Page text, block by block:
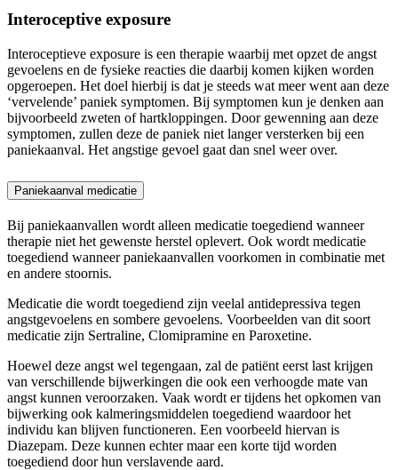
Interoceptive exposure
Interoceptieve exposure is een therapie waarbij met opzet de angst
gevoelens en de fysieke reacties die daarbij komen kijken worden
opgeroepen. Het doel hierbij is dat je steeds wat meer went aan deze
‘vervelende’ paniek symptomen. Bij symptomen kun je denken aan
bijvoorbeeld zweten of hartkloppingen. Door gewenning aan deze
symptomen, zullen deze de paniek niet langer versterken bij een
paniekaanval. Het angstige gevoel gaat dan snel weer over.
Paniekaanval medicatie
Bij paniekaanvallen wordt alleen medicatie toegediend wanneer
therapie niet het gewenste herstel oplevert. Ook wordt medicatie
toegediend wanneer paniekaanvallen voorkomen in combinatie met
en andere stoornis.
Medicatie die wordt toegediend zijn veelal antidepressiva tegen
angstgevoelens en sombere gevoelens. Voorbeelden van dit soort
medicatie zijn Sertraline, Clomipramine en Paroxetine.
Hoewel deze angst wel tegengaan, zal de patiënt eerst last krijgen
van verschillende bijwerkingen die ook een verhoogde mate van
angst kunnen veroorzaken. Vaak wordt er tijdens het opkomen van
bijwerking ook kalmeringsmiddelen toegediend waardoor het
individu kan blijven functioneren. Een voorbeeld hiervan is
Diazepam. Deze kunnen echter maar een korte tijd worden
toegediend door hun verslavende aard.